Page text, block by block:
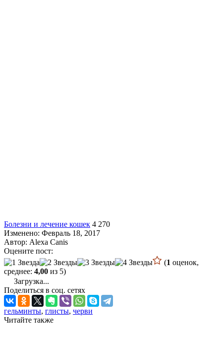
Болезни и лечение кошек 4 270
Изменено: Февраль 18, 2017
Автор: Alexa Canis
Оцените пост:
(1 оценок,
среднее: 4,00 из 5)
Загрузка...
Поделиться в соц. сетях
гельминты, глисты, черви
Читайте также